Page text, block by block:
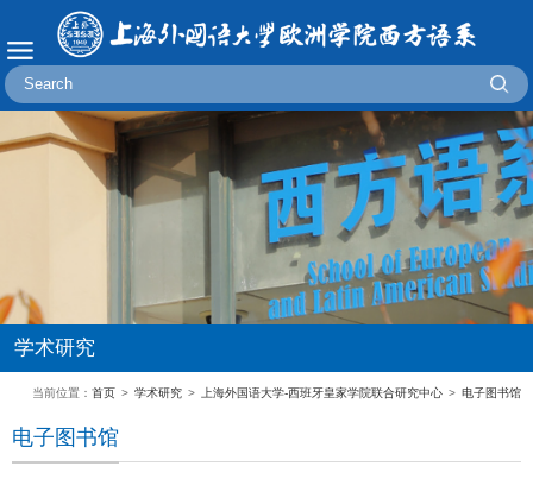
学术研究
当前位置： 首页 > 学术研究 > 上海外国语大学-西班牙皇家学院联合研究中心 > 电子图书馆
电子图书馆